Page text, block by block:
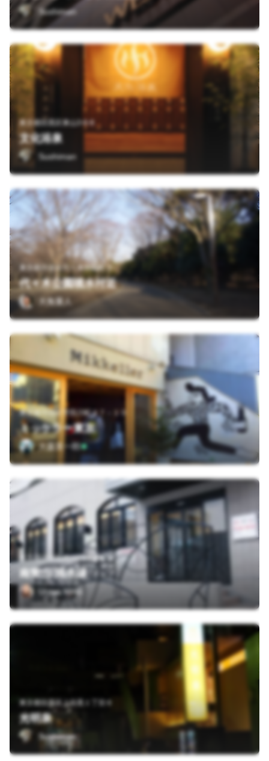
Sushiman
東京都目黒区東山3-6-8
文化浴泉
Sushiman
東京都渋谷区代々木神園町２
代々木公園噴水付近
大角重人
東京都渋谷区宇田川町３７－１０
ミッケラー東京
大森英一郎
東京都渋谷区代々木神園町１
南青山 清水湯
Uraya Miho
東京都目黒区上目黒１丁目６
光明泉
Sushiman